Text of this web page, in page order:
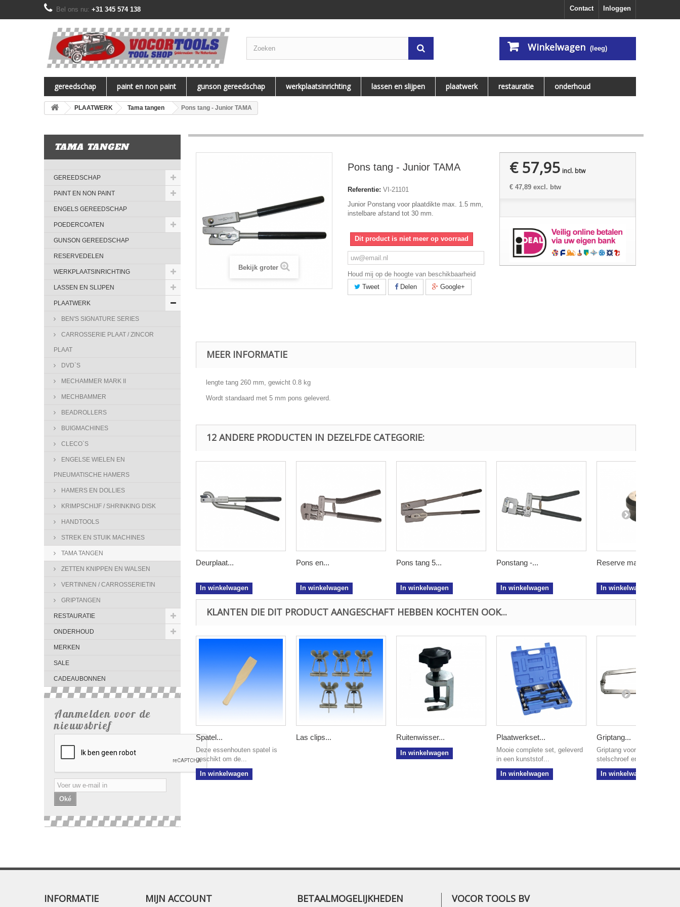
Inloggen
Contact
Bel ons nu: +31 345 574 138
Winkelwagen (leeg)
gereedschap paint en non paint gunson gereedschap werkplaatsinrichting lassen en slijpen plaatwerk restauratie onderhoud
PLAATWERK Tama tangen Pons tang - Junior TAMA
TAMA TANGEN
GEREEDSCHAP
PAINT EN NON PAINT
ENGELS GEREEDSCHAP
POEDERCOATEN
GUNSON GEREEDSCHAP
RESERVEDELEN
WERKPLAATSINRICHTING
LASSEN EN SLIJPEN
PLAATWERK
BEN'S SIGNATURE SERIES
CARROSSERIE PLAAT / ZINCOR
PLAAT
DVD`S
MECHAMMER MARK II
MECHBAMMER
BEADROLLERS
BUIGMACHINES
CLECO`S
ENGELSE WIELEN EN
PNEUMATISCHE HAMERS
HAMERS EN DOLLIES
KRIMPSCHIJF / SHRINKING DISK
HANDTOOLS
STREK EN STUIK MACHINES
TAMA TANGEN
ZETTEN KNIPPEN EN WALSEN
VERTINNEN / CARROSSERIETIN
GRIPTANGEN
RESTAURATIE
ONDERHOUD
MERKEN
SALE
CADEAUBONNEN
Aanmelden voor de
nieuwsbrief
Oké
Bekijk groter
Pons tang - Junior TAMA
Referentie: VI-21101
Junior Ponstang voor plaatdikte max. 1.5 mm,
instelbare afstand tot 30 mm.
Dit product is niet meer op voorraad
Houd mij op de hoogte van beschikbaarheid
Tweet
Delen Google+
€ 57,95 incl. btw
€ 47,89 excl. btw
MEER INFORMATIE
lengte tang 260 mm, gewicht 0.8 kg
Wordt standaard met 5 mm pons geleverd.
12 ANDERE PRODUCTEN IN DEZELFDE CATEGORIE:
Deurplaat...
In winkelwagen
Pons en...
In winkelwagen
Pons tang 5...
In winkelwagen
Ponstang -...
In winkelwagen
Reserve mal...
In winkelwagen
KLANTEN DIE DIT PRODUCT AANGESCHAFT HEBBEN KOCHTEN OOK...
Spatel...
Deze essenhouten spatel is
geschikt om de...
In winkelwagen
Las clips... Ruitenwisser...
In winkelwagen
Plaatwerkset...
Mooie complete set, geleverd
in een kunststof...
In winkelwagen
Griptang...
Griptang voorzien van
stelschroef en een...
In winkelwagen
INFORMATIE MIJN ACCOUNT BETAALMOGELIJKHEDEN VOCOR TOOLS BV